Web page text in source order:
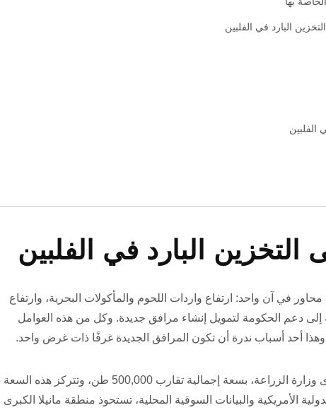
البارد في الفلبين
الفلبين
التخزين البارد في الفلبين
في آن واحد: ارتفاع واردات اللحوم والمأكولات البحرية، وارتفاع
إلى دعم الحكومة لتمويل إنشاء مرافق جديدة. وكل من هذه العوامل
أحد أسباب ندرة أن تكون المرافق الجديدة غرفًا ذات غرض واحد.
تدير البلاد نحو 151 مستودعًا للتخزين البارد معتمدًا لدى وزارة الزراعة، بسعة إجمالية تقارب 500,000 طن، وتتركز هذه السعة
الأمريكية والبيانات السوقية المحلية، تستحوذ منطقة مانيلا الكبرى